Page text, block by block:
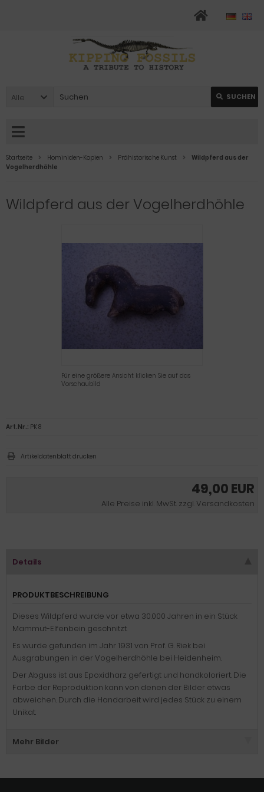
Alle SUCHEN
Startseite Hominiden-Kopien Prähistorische Kunst
Wildpferd aus der
Vogelherdhöhle
Wildpferd aus der Vogelherdhöhle
Für eine größere Ansicht klicken Sie auf das
Vorschaubild
49,00 EUR
Alle Preise inkl. MwSt. zzgl. Versandkosten
Art.Nr.: PK 8
Artikeldatenblatt drucken
Details
PRODUKTBESCHREIBUNG
Dieses Wildpferd wurde vor etwa 30.000 Jahren in ein Stück
Mammut-Elfenbein geschnitzt.
Es wurde gefunden im Jahr 1931 von Prof. G. Riek bei
Ausgrabungen in der Vogelherdhöhle bei Heidenheim.
Der Abguss ist aus Epoxidharz gefertigt und handkoloriert. Die
Farbe der Reproduktion kann von denen der Bilder etwas
abweichen. Durch die Handarbeit wird jedes Stück zu einem
Unikat.
Mehr Bilder